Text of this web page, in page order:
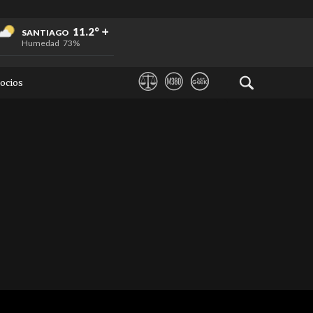
SANTIAGO 11.2°
Humedad 73%
+
+
+